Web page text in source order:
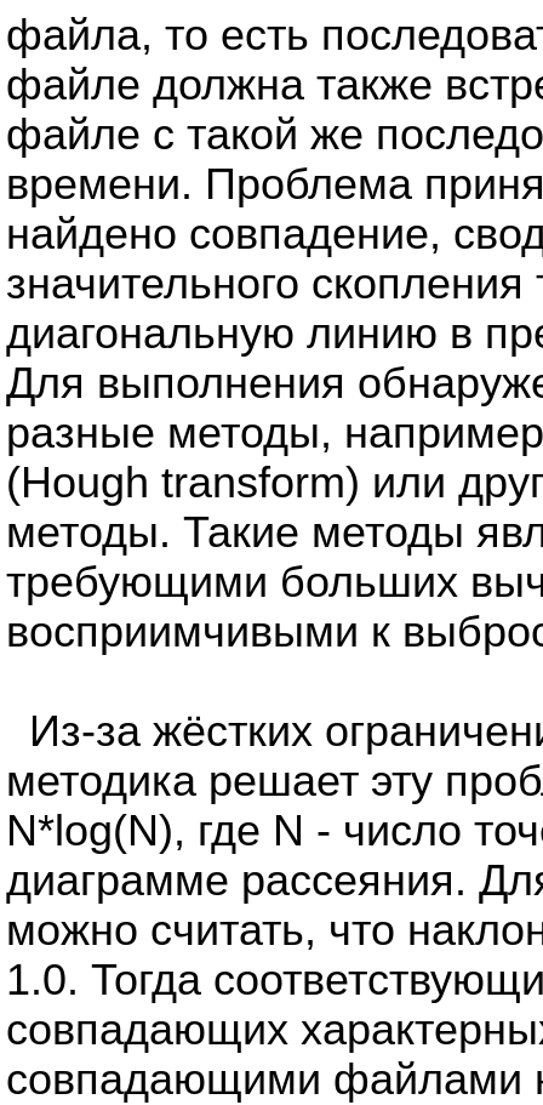
файла, то есть
файле должна также
файле с такой же
времени. Проблема
найдено совпадение,
значительного
диагональную линию в
Для выполнения
разные методы,
(Hough transform) или
методы. Такие методы
требующими больших
восприимчивыми к
Из-за жёстких
методика решает эту
N*log(N), где N - число
диаграмме рассеяния.
можно считать, что
1.0. Тогда
совпадающих
совпадающими файлами